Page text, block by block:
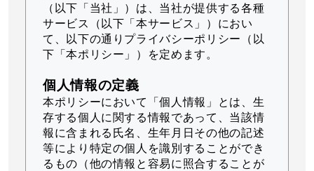
（以下「当社」） は、当社が提供する各種
サービス（以下「本サービス」）におい
て、以下の通りプライバシーポリシー（以
下「本ポリシー」）を定めます。
個人情報の定義
本ポリシーにおいて「個人情報」とは、生
存する個人に関する情報であって、当該情
報に含まれる氏名、生年月日その他の記述
等により特定の個人を識別することができ
るもの（他の情報と容易に照合することが